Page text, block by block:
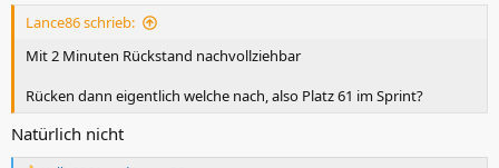
Lance86 schrieb:
Mit 2 Minuten Rückstand nachvollziehbar
Rücken dann eigentlich welche nach, also Platz 61 im Sprint?
Natürlich nicht